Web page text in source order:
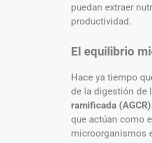
puedan extraer
productividad.
El equilibrio
Hace ya tiempo
de la digestión de
ramificada (AGCR)
que actúan como
microorganismos